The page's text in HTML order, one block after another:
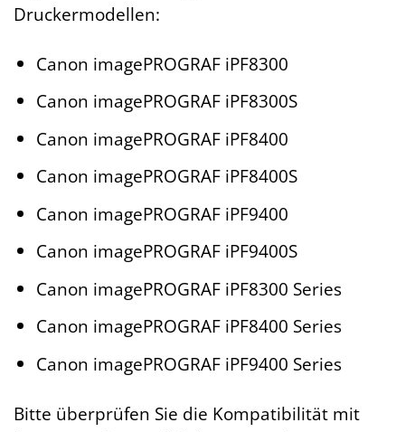
Druckermodellen:
Canon imagePROGRAF iPF8300
Canon imagePROGRAF iPF8300S
Canon imagePROGRAF iPF8400
Canon imagePROGRAF iPF8400S
Canon imagePROGRAF iPF9400
Canon imagePROGRAF iPF9400S
Canon imagePROGRAF iPF8300 Series
Canon imagePROGRAF iPF8400 Series
Canon imagePROGRAF iPF9400 Series
Bitte überprüfen Sie die Kompatibilität mit